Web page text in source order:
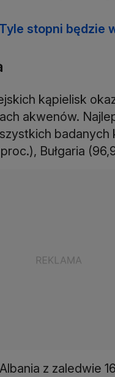
stopni będzie
kąpielisk
akwenów.
badanych
Bułgaria
z zaledwie